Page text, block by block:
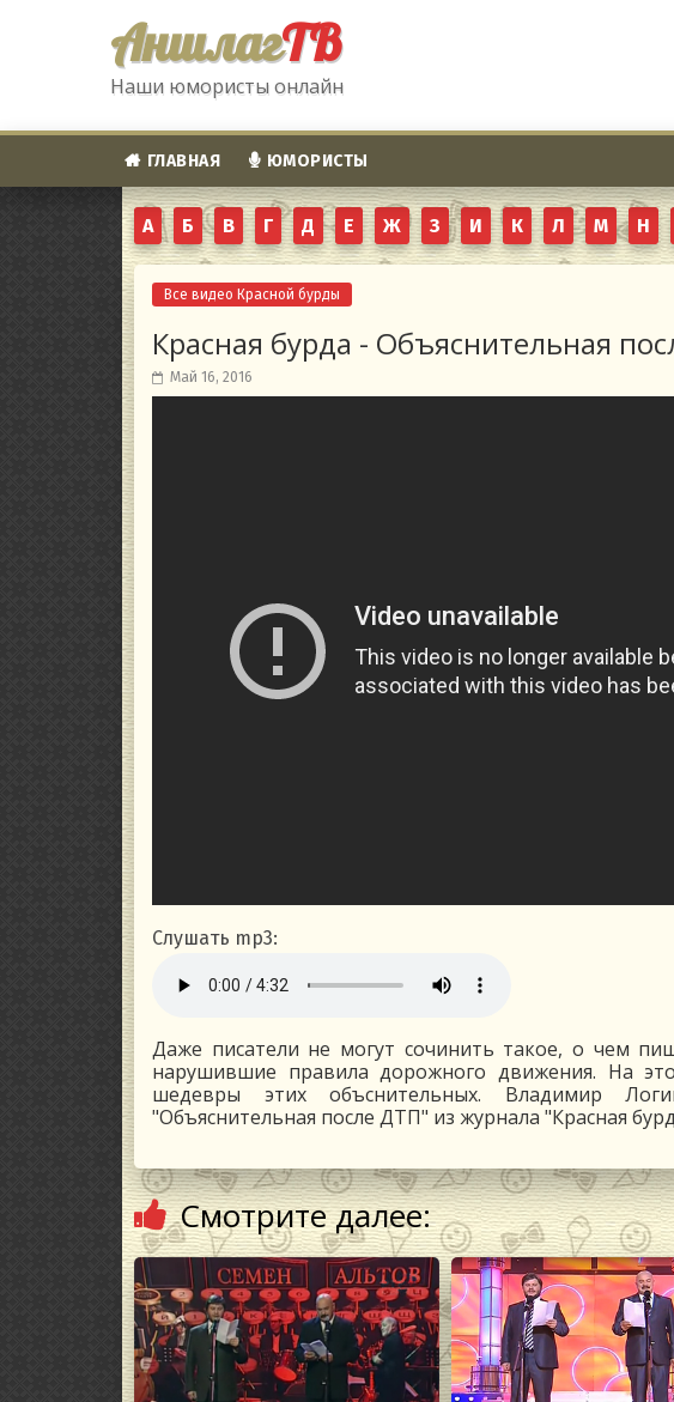
АншлагТВ
Наши юмористы онлайн
ГЛАВНАЯ ЮМОРИСТЫ
А Б В Г Д Е Ж З И К Л М Н
Все видео Красной бурды
Красная бурда - Объяснительная
Май 16, 2016
Слушать mp3:
Даже писатели не могут сочинить такое, о чем
нарушившие правила дорожного движения. На
шедевры этих объснительных. Владимир
"Объяснительная после ДТП" из журнала "Красная
Смотрите далее: